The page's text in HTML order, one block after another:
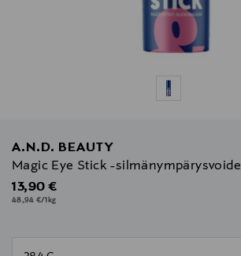
A.N.D. BEAUTY
Magic Eye Stick -silmänympärysvoide
Original Price
13,90 €
48,94 €/1kg